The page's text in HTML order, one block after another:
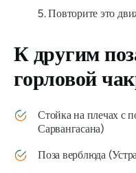
Повторите это
К другим
горловой
Стойка на плечах с
Сарвангасана)
Поза верблюда